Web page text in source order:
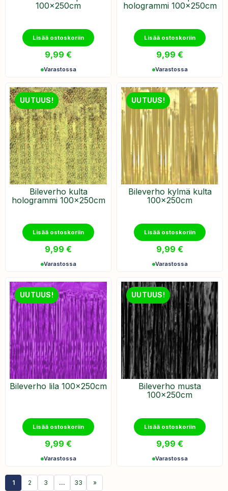
100x250cm
Lisää ostoskoriin
9,99 €
Varastossa
hologrammi 100x250cm
Lisää ostoskoriin
9,99 €
Varastossa
UUTUUS!
Bileverho kulta
hologrammi 100x250cm
Lisää ostoskoriin
9,99 €
Varastossa
UUTUUS!
Bileverho kylmä kulta
100x250cm
Lisää ostoskoriin
9,99 €
Varastossa
UUTUUS!
Bileverho lila 100x250cm
Lisää ostoskoriin
9,99 €
Varastossa
UUTUUS!
Bileverho musta
100x250cm
Lisää ostoskoriin
9,99 €
Varastossa
1 2 3 … 33 »